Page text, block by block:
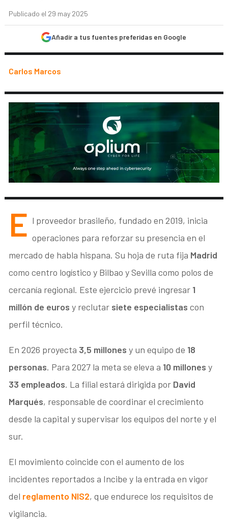
Publicado el 29 may 2025
Añadir a tus fuentes preferidas en Google
Carlos Marcos
E l proveedor brasileño, fundado en 2019, inicia
operaciones para reforzar su presencia en el
mercado de habla hispana. Su hoja de ruta fija Madrid
como centro logístico y Bilbao y Sevilla como polos de
cercanía regional. Este ejercicio prevé ingresar1
millón de euros y reclutar siete especialistas con
perfil técnico.
En 2026 proyecta 3,5 millones y un equipo de18
personas. Para 2027 la meta se eleva a10 millones y
33 empleados. La filial estará dirigida por David
Marqués, responsable de coordinar el crecimiento
desde la capital y supervisar los equipos del norte y el
sur.
El movimiento coincide con el aumento de los
incidentes reportados a Incibe y la entrada en vigor
del reglamento NIS2, que endurece los requisitos de
vigilancia.